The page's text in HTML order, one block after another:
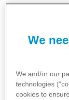
tumore al
in
for the Cure
We
We and/or our
technologies
cookies to